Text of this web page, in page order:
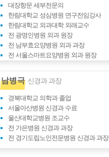
대장항문 세부전문의
한림대학교 성심병원 연구전임강사
한림대학교 외과대학 외래교수
전 광명인병원 외과 원장
전 남부효요양병원 외과 과장
전 서울스마트요양병원 외과 원장
남병극 신경과 과장
경북대학교 의학과 졸업
서울아산병원 신경과 수료
울산대학교병원 조교수
전 가은병원 신경과 과장
전 경기도립노인전문병원 신경과 과장